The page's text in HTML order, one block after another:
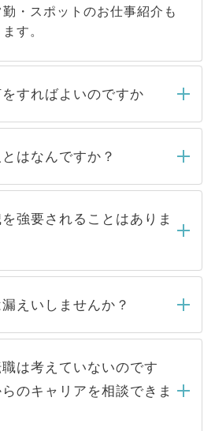
・スポットのお仕事紹介も
す。
すればよいのですか
ましたら、弊社担当者がご
認し、その後メールもしくは
営業日以内にはご連絡をせて
ので、しばらくお待ちくださ
はなんですか？
で取り扱っている求人の
Webサイトからご覧いただ
開求人」です。非公開求人は
よって、一般には公開してい
けるため 人気のある医療機
まうと、応募が殺到する場
が求める条件に合った人材の
会社に依頼するケースが増え
強要されることはありま
要することは一切ありませ
に応募先から内定をいただい
要はありません。内定先へ
はキャリアパートナーが行い
安心ください。
えいしませんか？
いすることはありませんの
ださい。当サイトからの登録
たご登録者様の個人情報は、
リアアップおよび転職活動の
使用いたします。お預かりし
は考えていないのです
のキャリアを相談できま